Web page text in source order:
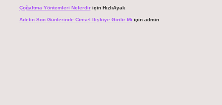
Çoğaltma Yöntemleri Nelerdiriçin HızlıAyak
Adetin Son Günlerinde Cinsel Ilişkiye Girilir Mi için admin